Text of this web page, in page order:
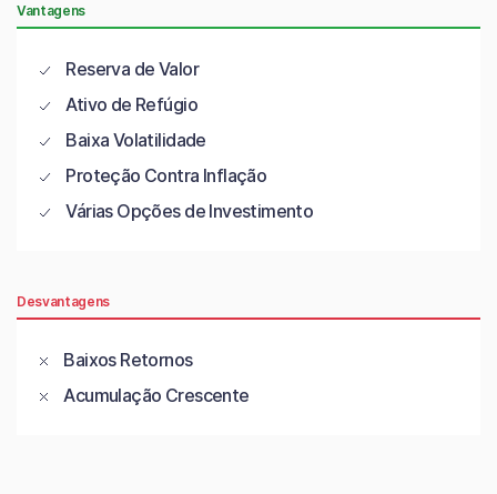
Vantagens
Reserva de Valor
Ativo de Refúgio
Baixa Volatilidade
Proteção Contra Inflação
Várias Opções de Investimento
Desvantagens
Baixos Retornos
Acumulação Crescente